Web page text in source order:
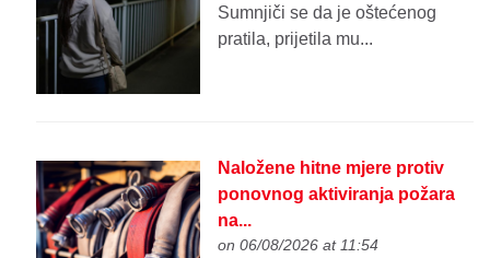
Sumnjiči se da je oštećenog
pratila, prijetila mu...
Naložene hitne mjere protiv
ponovnog aktiviranja požara
na...
on 06/08/2026 at 11:54